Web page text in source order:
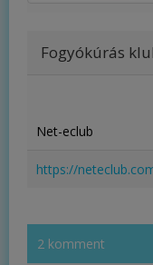
Fogyókúrás
Net-eclub
https://
2 komment